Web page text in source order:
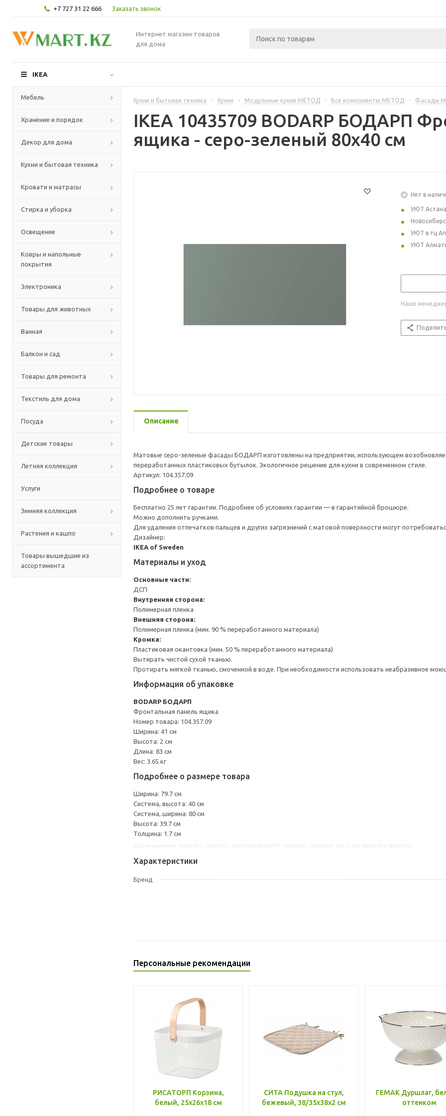
+7 727 31 22 666 Заказать звонок
Интернет магазин товаров
для дома
IKEA
Мебель
Хранение и порядок
Декор для дома
Кухни и бытовая техника
Кровати и матрасы
Стирка и уборка
Освещение
Ковры и напольные
покрытия
Электроника
Товары для животных
Ванная
Балкон и сад
Товары для ремонта
Текстиль для дома
Посуда
Детские товары
Летняя коллекция
Услуги
Зимняя коллекция
Растения и кашпо
Товары вышедшие из
ассортимента
Кухни и бытовая техника - Кухни - Модульные кухни МЕТОД - Все компоненты МЕТОД - Фасады
IKEA 10435709 BODARP БОДАРП
ящика - серо-зеленый 80x40 см
Нет в
УЮТ Астана
УЮТ в тц
УЮТ
Наши
Описание
Матовые серо-зеленые фасады БОДАРП изготовлены на предприятии, использующем
переработанных пластиковых бутылок. Экологичное решение для кухни в современном стиле.
Артикул: 104.357.09
Подробнее о товаре
Бесплатно 25 лет гарантии. Подробнее об условиях гарантии — в гарантийной брошюре.
Можно дополнить ручками.
Для удаления отпечатков пальцев и других загрязнений с матовой поверхности могут
Дизайнер:
IKEA of Sweden
Материалы и уход
Основные части:
ДСП
Внутренняя сторона:
Полимерная пленка
Внешняя сторона:
Полимерная пленка (мин. 90 % переработанного материала)
Кромка:
Пластиковая окантовка (мин. 50 % переработанного материала)
Вытирать чистой сухой тканью.
Протирать мягкой тканью, смоченной в воде. При необходимости использовать неабразивное
Информация об упаковке
BODARP БОДАРП
Фронтальная панель ящика
Номер товара: 104.357.09
Ширина: 41 см
Высота: 2 см
Длина: 83 см
Вес: 3.65 кг
Подробнее о размере товара
Ширина: 79.7 см
Система, высота: 40 см
Система, ширина: 80 см
Высота: 39.7 см
Толщина: 1.7 см
Характеристики
Бренд
Персональные рекомендации
РИСАТОРП Корзина,
белый, 25x26x18 см
СИТА Подушка на стул,
бежевый, 38/35x38x2 см
ГЕМАК Дуршлаг,
оттенком